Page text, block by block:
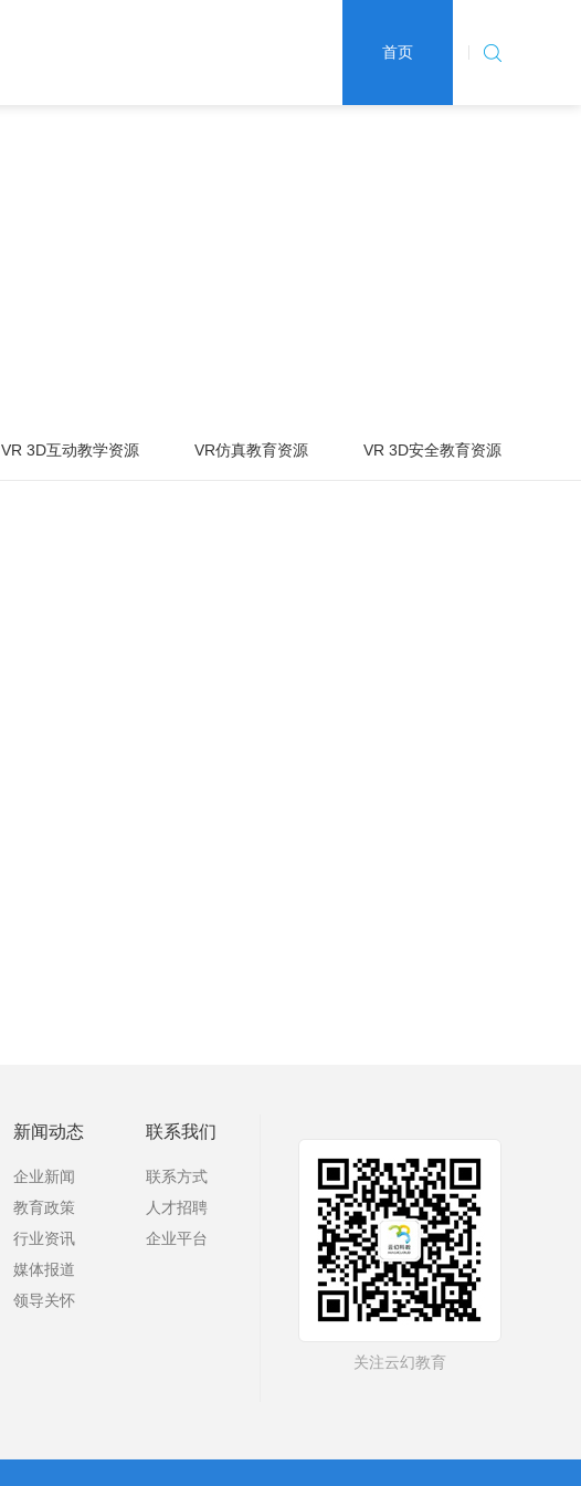
首页
VR 3D互动教学资源 VR仿真教育资源 VR 3D安全教育资源
新闻动态
企业新闻
教育政策
行业资讯
媒体报道
领导关怀
联系我们
联系方式
人才招聘
企业平台
关注云幻教育